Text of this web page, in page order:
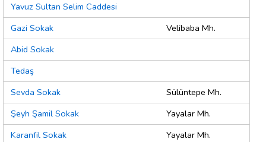
Yavuz Sultan Selim Caddesi
Gazi Sokak
Velibaba Mh.
Abid Sokak
Tedaş
Sevda Sokak
Sülüntepe Mh.
Şeyh Şamil Sokak
Yayalar Mh.
Karanfil Sokak
Yayalar Mh.